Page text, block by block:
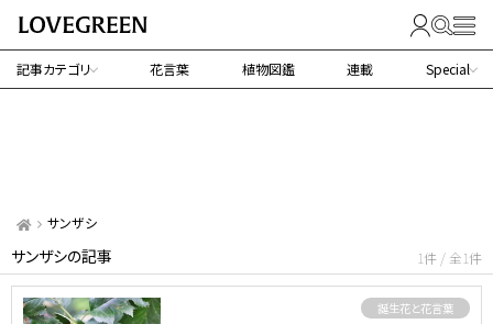
記事カテゴリ 花言葉 植物図鑑 連載 Special
サンザシ
サンザシの記事 1件 / 全1件
誕生花と花言葉